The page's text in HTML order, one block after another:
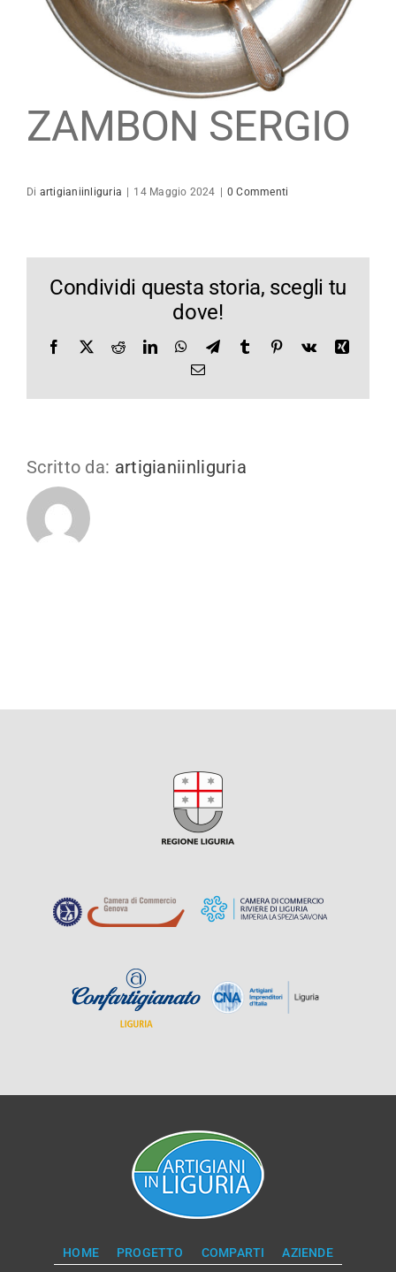
Maestro Artigiano
Modulistica
Contatti
ZAMBON SERGIO
Di artigianiinliguria 14 Maggio 2024 0 Commenti
Condividi questa storia, scegli tu
dove!
Facebook
X RedditLinkedInWhatsApp
TelegramTumblr Pinterest
Vk
Xing
Email
Scritto da: artigianiinliguria
HOME PROGETTO COMPARTI
AZIENDE